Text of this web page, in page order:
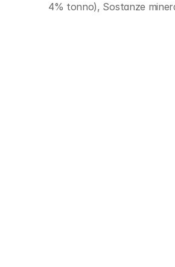
4% tonno), Sostanze